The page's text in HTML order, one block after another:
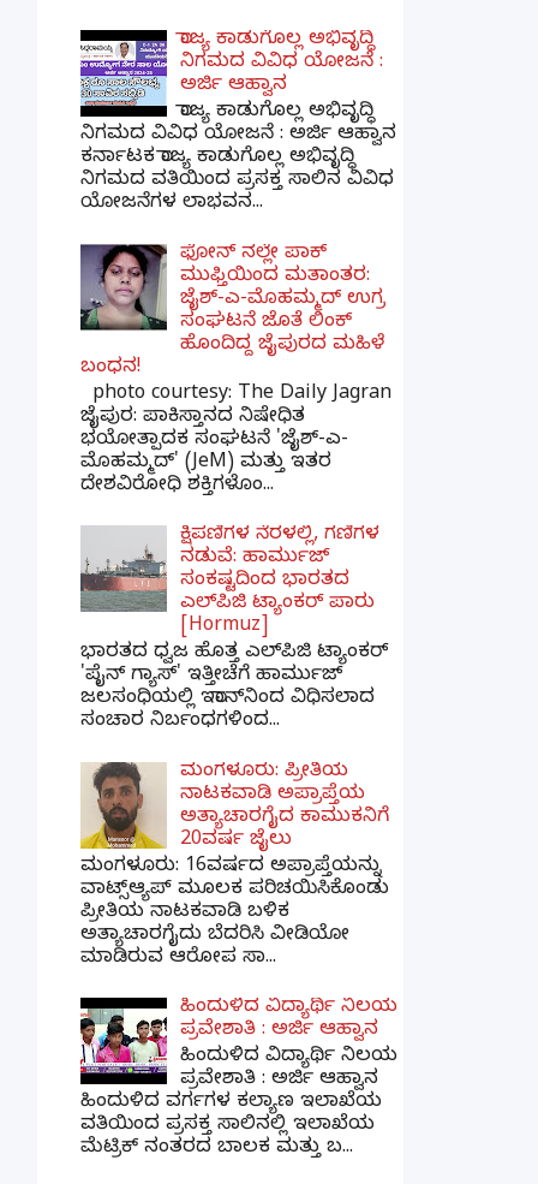
ರಾಜ್ಯ ಕಾಡುಗೊಲ್ಲ ಅಭಿವೃದ್ಧಿ
ನಿಗಮದ ವಿವಿಧ ಯೋಜನೆ :
ಅರ್ಜಿ ಆಹ್ವಾನ
ರಾಜ್ಯ ಕಾಡುಗೊಲ್ಲ ಅಭಿವೃದ್ಧಿ
ನಿಗಮದ ವಿವಿಧ ಯೋಜನೆ : ಅರ್ಜಿ ಆಹ್ವಾನ
ಕರ್ನಾಟಕ ರಾಜ್ಯ ಕಾಡುಗೊಲ್ಲ ಅಭಿವೃದ್ಧಿ
ನಿಗಮದ ವತಿಯಿಂದ ಪ್ರಸಕ್ತ ಸಾಲಿನ ವಿವಿಧ
ಯೋಜನೆಗಳ ಲಾಭವನ...
ಫೋನ್ ನಲ್ಲೇ ಪಾಕ್
ಮುಫ್ತಿಯಿಂದ ಮತಾಂತರ:
ಜೈಶ್-ಎ-ಮೊಹಮ್ಮದ್ ಉಗ್ರ
ಸಂಘಟನೆ ಜೊತೆ ಲಿಂಕ್
ಹೊಂದಿದ್ದ ಜೈಪುರದ ಮಹಿಳೆ
ಬಂಧನ!
photo courtesy: The Daily Jagran
ಜೈಪುರ: ಪಾಕಿಸ್ತಾನದ ನಿಷೇಧಿತ
ಭಯೋತ್ಪಾದಕ ಸಂಘಟನೆ 'ಜೈಶ್-ಎ-
ಮೊಹಮ್ಮದ್' (JeM) ಮತ್ತು ಇತರ
ದೇಶವಿರೋಧಿ ಶಕ್ತಿಗಳೊಂ...
ಕ್ಷಿಪಣಿಗಳ ನೆರಳಲ್ಲಿ, ಗಣಿಗಳ
ನಡುವೆ: ಹಾರ್ಮುಜ್
ಸಂಕಷ್ಟದಿಂದ ಭಾರತದ
ಎಲ್‌ಪಿಜಿ ಟ್ಯಾಂಕರ್ ಪಾರು
[Hormuz]
ಭಾರತದ ಧ್ವಜ ಹೊತ್ತ ಎಲ್‌ಪಿಜಿ ಟ್ಯಾಂಕರ್
'ಪೈನ್ ಗ್ಯಾಸ್' ಇತ್ತೀಚೆಗೆ ಹಾರ್ಮುಜ್
ಜಲಸಂಧಿಯಲ್ಲಿ ಇರಾನ್‌ನಿಂದ ವಿಧಿಸಲಾದ
ಸಂಚಾರ ನಿರ್ಬಂಧಗಳಿಂದ...
ಮಂಗಳೂರು: ಪ್ರೀತಿಯ
ನಾಟಕವಾಡಿ ಅಪ್ರಾಪ್ತೆಯ
ಅತ್ಯಾಚಾರಗೈದ ಕಾಮುಕನಿಗೆ
20ವರ್ಷ ಜೈಲು
ಮಂಗಳೂರು: 16ವರ್ಷದ ಅಪ್ರಾಪ್ತೆಯನ್ನು
ವಾಟ್ಸ್ಆ್ಯಪ್ ಮೂಲಕ ಪರಿಚಯಿಸಿಕೊಂಡು
ಪ್ರೀತಿಯ ನಾಟಕವಾಡಿ ಬಳಿಕ
ಅತ್ಯಾಚಾರಗೈದು ಬೆದರಿಸಿ ವೀಡಿಯೋ
ಮಾಡಿರುವ ಆರೋಪ ಸಾ...
ಹಿಂದುಳಿದ ವಿದ್ಯಾರ್ಥಿ ನಿಲಯ
ಪ್ರವೇಶಾತಿ : ಅರ್ಜಿ ಆಹ್ವಾನ
ಹಿಂದುಳಿದ ವಿದ್ಯಾರ್ಥಿ ನಿಲಯ
ಪ್ರವೇಶಾತಿ : ಅರ್ಜಿ ಆಹ್ವಾನ
ಹಿಂದುಳಿದ ವರ್ಗಗಳ ಕಲ್ಯಾಣ ಇಲಾಖೆಯ
ವತಿಯಿಂದ ಪ್ರಸಕ್ತ ಸಾಲಿನಲ್ಲಿ ಇಲಾಖೆಯ
ಮೆಟ್ರಿಕ್ ನಂತರದ ಬಾಲಕ ಮತ್ತು ಬ...